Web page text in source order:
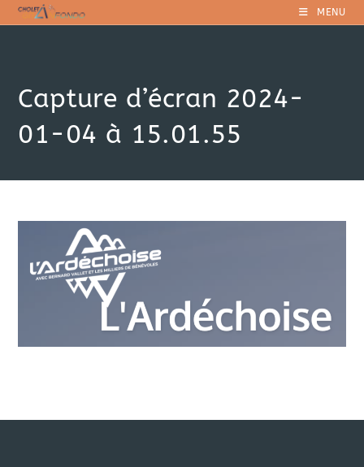
Skip
to
MENU
Capture d’écran 2024-
01-04 à 15.01.55